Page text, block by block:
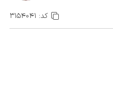
کد: 3154041